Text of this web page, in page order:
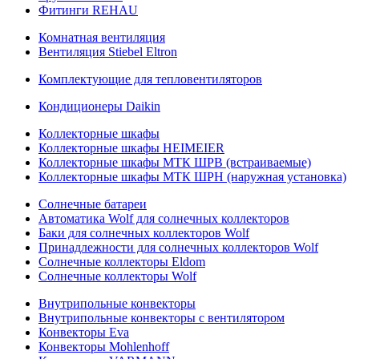
Фитинги REHAU
Комнатная вентиляция
Вентиляция Stiebel Eltron
Комплектующие для тепловентиляторов
Кондиционеры Daikin
Коллекторные шкафы
Коллекторные шкафы HEIMEIER
Коллекторные шкафы МТК ШРВ (встраиваемые)
Коллекторные шкафы МТК ШРН (наружная установка)
Солнечные батареи
Автоматика Wolf для солнечных коллекторов
Баки для солнечных коллекторов Wolf
Принадлежности для солнечных коллекторов Wolf
Солнечные коллекторы Eldom
Солнечные коллекторы Wolf
Внутрипольные конвекторы
Внутрипольные конвекторы с вентилятором
Конвекторы Eva
Конвекторы Mohlenhoff